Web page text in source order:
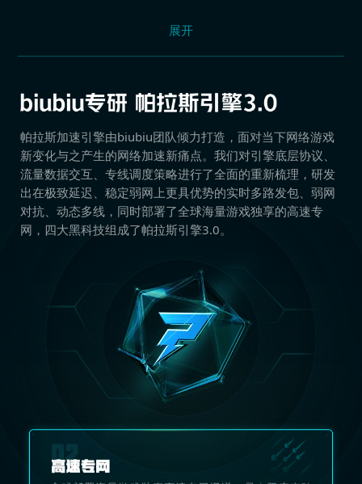
展开
帕拉斯加速引擎由biubiu团队倾力打造，面对当下网络游戏
新变化与之产生的网络加速新痛点。我们对引擎底层协议、
流量数据交互、专线调度策略进行了全面的重新梳理，研发
出在极致延迟、稳定弱网上更具优势的实时多路发包、弱网
对抗、动态多线，同时部署了全球海量游戏独享的高速专
网，四大黑科技组成了帕拉斯引擎3.0。